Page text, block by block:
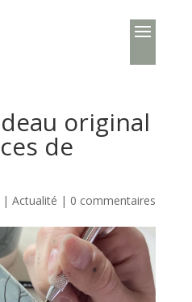
original
de
Actualité | 0 commentaires